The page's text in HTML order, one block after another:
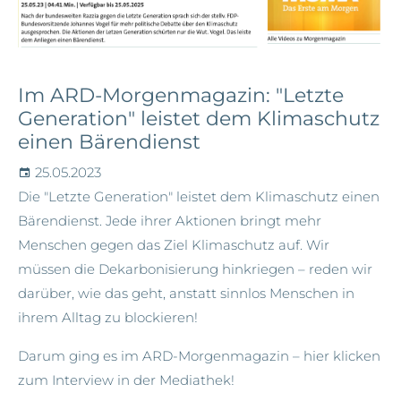
Im ARD-Morgenmagazin: "Letzte
Generation" leistet dem Klimaschutz
einen Bärendienst
25.05.2023
Die "Letzte Generation" leistet dem Klimaschutz einen
Bärendienst. Jede ihrer Aktionen bringt mehr
Menschen gegen das Ziel Klimaschutz auf. Wir
müssen die Dekarbonisierung hinkriegen – reden wir
darüber, wie das geht, anstatt sinnlos Menschen in
ihrem Alltag zu blockieren!
Darum ging es im ARD-Morgenmagazin – hier klicken
zum Interview in der Mediathek!